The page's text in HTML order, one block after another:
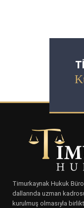
Timurkaynak Hukuk
dallarında uzman
kurulmuş olmasıyla